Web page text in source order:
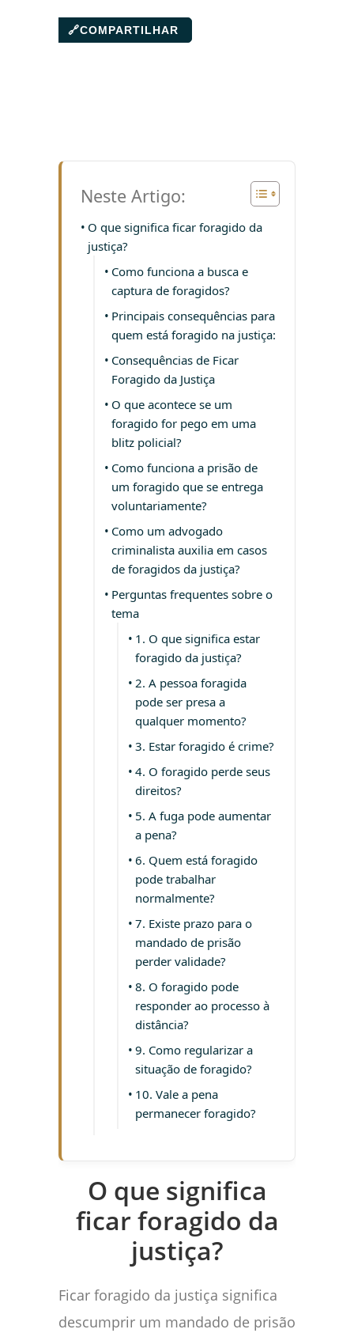
🔗COMPARTILHAR
Neste Artigo:
O que significa ficar foragido da
justiça?
Como funciona a busca e
captura de foragidos?
Principais consequências para
quem está foragido na justiça:
Consequências de Ficar
Foragido da Justiça
O que acontece se um
foragido for pego em uma
blitz policial?
Como funciona a prisão de
um foragido que se entrega
voluntariamente?
Como um advogado
criminalista auxilia em casos
de foragidos da justiça?
Perguntas frequentes sobre o
tema
1. O que significa estar
foragido da justiça?
2. A pessoa foragida
pode ser presa a
qualquer momento?
3. Estar foragido é crime?
4. O foragido perde seus
direitos?
5. A fuga pode aumentar
a pena?
6. Quem está foragido
pode trabalhar
normalmente?
7. Existe prazo para o
mandado de prisão
perder validade?
8. O foragido pode
responder ao processo à
distância?
9. Como regularizar a
situação de foragido?
10. Vale a pena
permanecer foragido?
O que significa
ficar foragido da
justiça?
Ficar foragido da justiça significa
descumprir um mandado de prisão